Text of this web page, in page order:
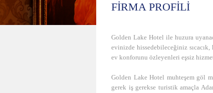
FIRMA PROFILI
Golden Lake Hotel ile huzura
evinizde hissedebileceğiniz
ev konforunu özleyenleri eşsiz
Golden Lake Hotel muhteşem göl
gerek iş gerekse turistik amaçla